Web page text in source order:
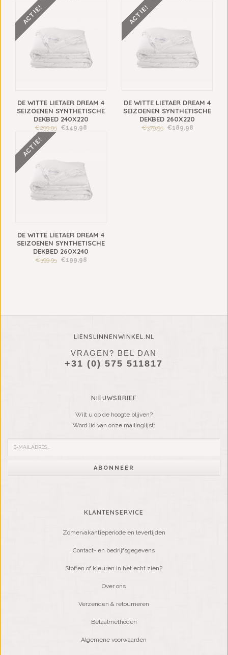
ACTIE!
DE WITTE LIETAER DREAM 4
SEIZOENEN SYNTHETISCHE
DEKBED 240X220
€299,95 €149,98
ACTIE!
DE WITTE LIETAER DREAM 4
SEIZOENEN SYNTHETISCHE
DEKBED 260X220
€379,95 €189,98
ACTIE!
DE WITTE LIETAER DREAM 4
SEIZOENEN SYNTHETISCHE
DEKBED 260X240
€399,95 €199,98
LIENSLINNENWINKEL.NL
VRAGEN? BEL DAN
+31 (0) 575 511817
NIEUWSBRIEF
Wilt u op de hoogte blijven?
Word lid van onze mailinglijst:
ABONNEER
KLANTENSERVICE
Zomervakantieperiode en levertijden
Contact- en bedrijfsgegevens
Stoffen of kleuren in het echt zien?
Over ons
Verzenden & retourneren
Betaalmethoden
Algemene voorwaarden